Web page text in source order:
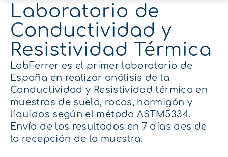
Laboratorio de
Conductividad y
Resistividad Térmica
LabFerrer es el primer laboratorio de
España en realizar análisis de la
Conductividad y Resistividad térmica en
muestras de suelo, rocas, hormigón y
líquidos según el método ASTM5334.
Envío de los resultados en 7 días des de
la recepción de la muestra.